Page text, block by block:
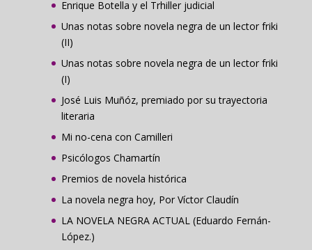
Enrique Botella y el Trhiller judicial
Unas notas sobre novela negra de un lector friki
(II)
Unas notas sobre novela negra de un lector friki
(I)
José Luis Muñóz, premiado por su trayectoria
literaria
Mi no-cena con Camilleri
Psicólogos Chamartín
Premios de novela histórica
La novela negra hoy, Por Víctor Claudín
LA NOVELA NEGRA ACTUAL (Eduardo Fernán-
López.)